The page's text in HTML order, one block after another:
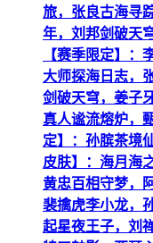
旅，张良古海寻
年，刘邦剑破天
【赛季限定】：
大师探海日志，
剑破天穹，姜子
真人谧流熔炉，
定】：孙膑茶境
皮肤】：海月海
黄忠百相守梦，
裴擒虎李小龙，
起星夜王子，刘